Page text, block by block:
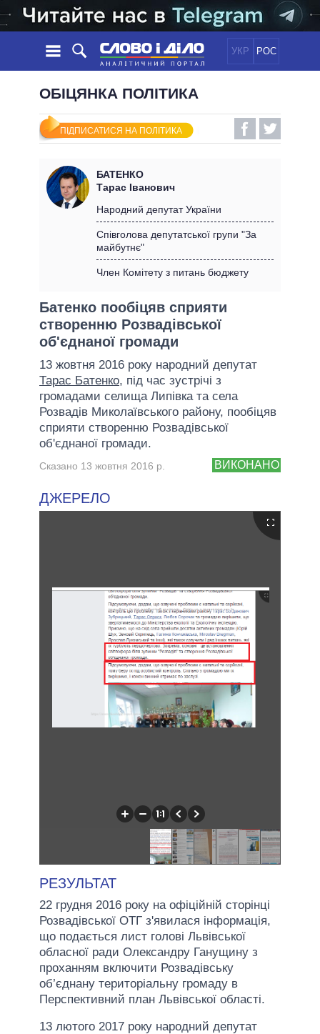
УКР РОС
НОВИНИ
СТРІЧКА
ПОДІЇ
СТАТТІ
ДУМКИ
ОГЛЯДИ
ДАЙДЖЕСТИ
ПОЛІТИКА
ЕКОНОМІКА
СВІТ
ОБIЦЯНКИ
УСІ ПОЛІТИКИ
ПРЕЗИДЕНТ І ОФІС
КАБІНЕТ МІНІСТРІВ
ГОЛОВИ ОБЛАДМІНІСТРАЦІЙ
ВСІ ПЕРСОНИ
ІНФОГРАФІКА
ВІДЕО
ПІДТРИМАТИ
ПОРІВНЯННЯ ПОЛІТИКІВ
ОБІЦЯНКА ПОЛІТИКА
ПІДПИСАТИСЯ НА ПОЛІТИКА
БАТЕНКО
Тарас Іванович
Народний депутат України
Співголова депутатської групи "За
майбутнє"
Член Комітету з питань бюджету
Батенко пообіцяв сприяти
створенню Розвадівської
об'єднаної громади
13 жовтня 2016 року народний депутат
Тарас Батенко, під час зустрічі з
громадами селища Липівка та села
Розвадів Миколаївського району, пообіцяв
сприяти створенню Розвадівської
об'єднаної громади.
ВИКОНАНО
Сказано 13 жовтня 2016 р.
ДЖЕРЕЛО
РЕЗУЛЬТАТ
22 грудня 2016 року на офіційній сторінці
Розвадівської ОТГ з'явилася інформація,
що подається лист голові Львівської
обласної ради Олександру Ганущину з
проханням включити Розвадівську
об’єднану територіальну громаду в
Перспективний план Львівської області.
13 лютого 2017 року народний депутат